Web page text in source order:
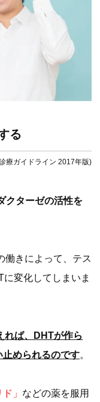
る
療ガイドライン 2017年版)
クターゼの活性を
働きによって、テス
に変化してしまいま
れば、DHTが作ら
められるのです。
」 などの薬を服用